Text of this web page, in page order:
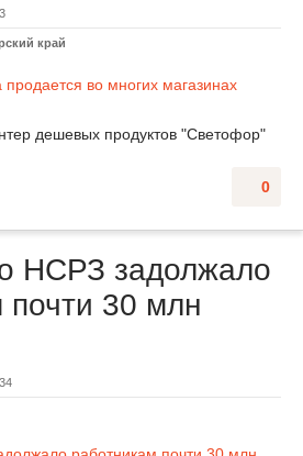
край
дешевых продуктов "Светофор"
0
НСРЗ задолжало
почти 30 млн